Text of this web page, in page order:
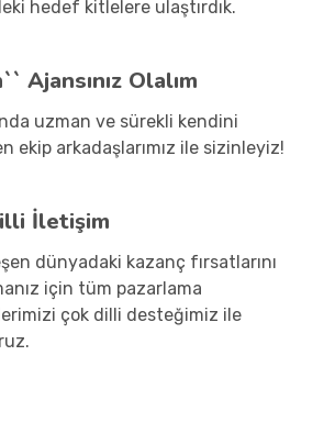
hedef kitlelere ulaştırdık.
Ajansınız Olalım
uzman ve sürekli kendini
ekip arkadaşlarımız ile sizinleyiz!
İletişim
dünyadaki kazanç fırsatlarını
için tüm pazarlama
çok dilli desteğimiz ile